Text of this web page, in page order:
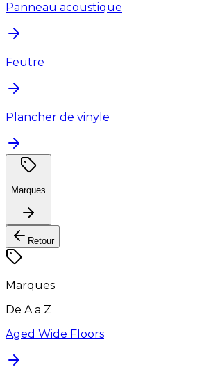
Panneau acoustique
Feutre
Plancher de vinyle
Marques
Retour
Marques
De A a Z
Aged Wide Floors